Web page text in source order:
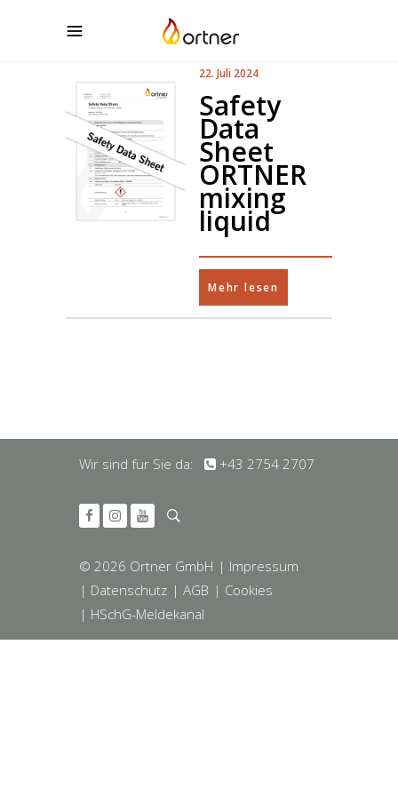
22. Juli 2024
Safety
Data
Sheet
ORTNER
mixing
liquid
Mehr lesen
Wir sind für Sie da: +43 2754 2707
© 2026 Ortner GmbH | Impressum
| Datenschutz | AGB | Cookies
| HSchG-Meldekanal